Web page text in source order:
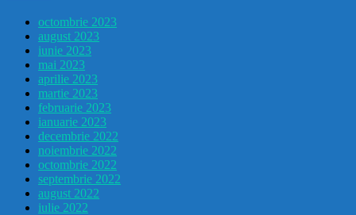
octombrie 2023
august 2023
iunie 2023
mai 2023
aprilie 2023
martie 2023
februarie 2023
ianuarie 2023
decembrie 2022
noiembrie 2022
octombrie 2022
septembrie 2022
august 2022
iulie 2022